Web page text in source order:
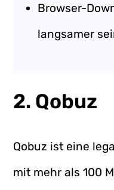
Browser-
langsamer
2. Qobuz
Qobuz ist eine
mit mehr als 100